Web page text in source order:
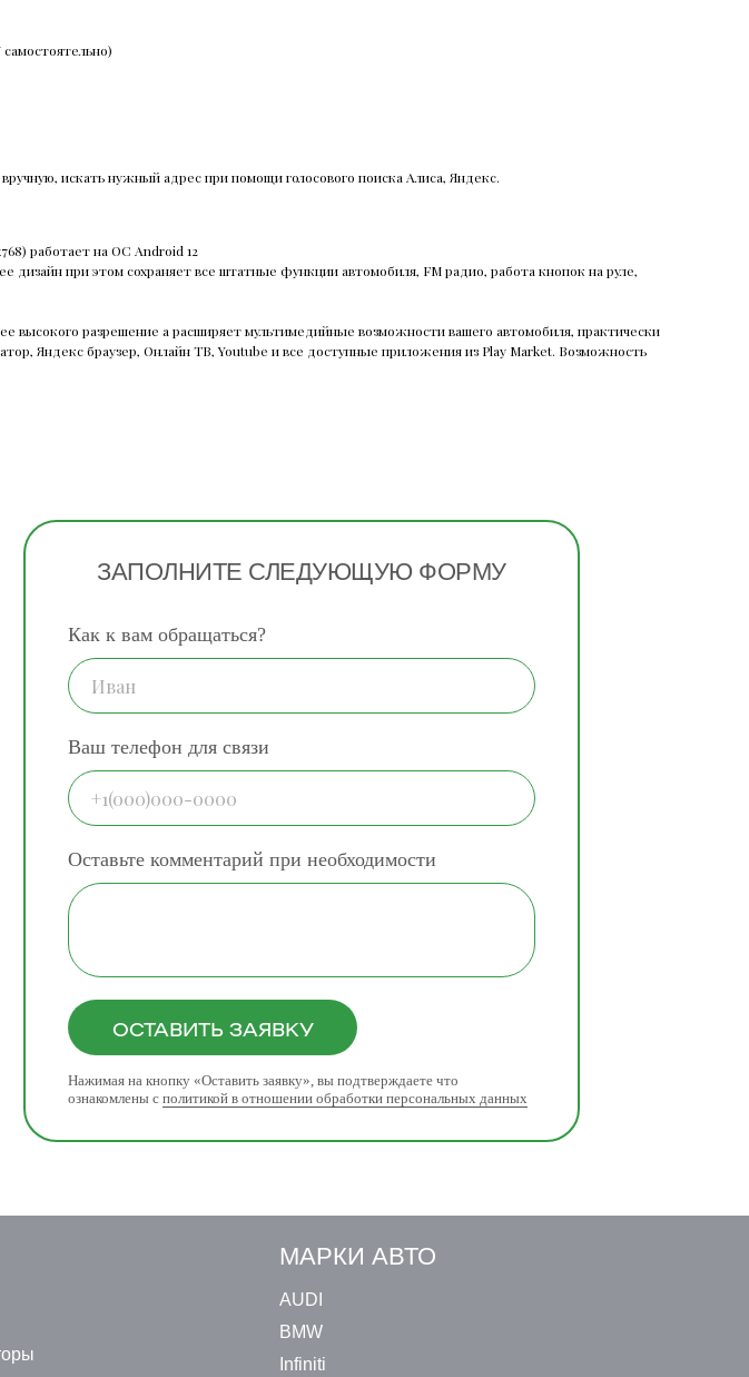
искать нужный адрес при помощи голосового поиска Алиса, Яндекс.
работает на ОС Android 12
дизайн при этом сохраняет все штатные функции автомобиля, FM радио, работа кнопок на руле,
высокого разрешение а расширяет мультимедийные возможности вашего автомобиля, практически
Яндекс браузер, Онлайн ТВ, Youtube и все доступные приложения из Play Market. Возможность
Как к вам обращаться?
Ваш телефон для связи
Оставьте комментарий при необходимости
ОСТАВИТЬ ЗАЯВКУ
Нажимая на кнопку «Оставить заявку», вы подтверждаете что
ознакомлены с политикой в отношении обработки персональных данных
ЗАПОЛНИТЕ СЛЕДУЮЩУЮ ФОРМУ
МАРКИ АВТО
AUDI
BMW
Infiniti